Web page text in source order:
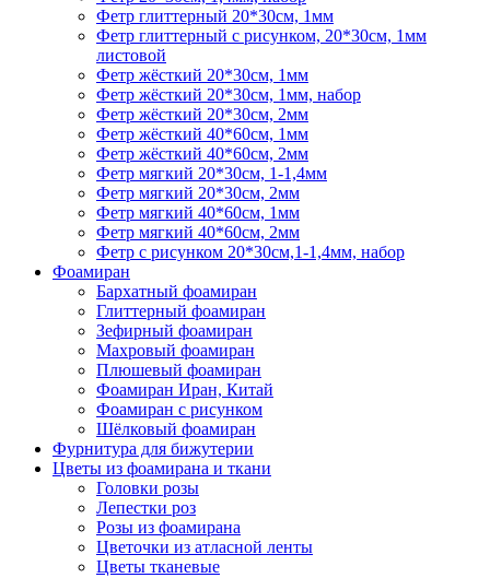
Фетр глиттерный 20*30см, 1мм
Фетр глиттерный с рисунком, 20*30см, 1мм
листовой
Фетр жёсткий 20*30см, 1мм
Фетр жёсткий 20*30см, 1мм, набор
Фетр жёсткий 20*30см, 2мм
Фетр жёсткий 40*60см, 1мм
Фетр жёсткий 40*60см, 2мм
Фетр мягкий 20*30см, 1-1,4мм
Фетр мягкий 20*30см, 2мм
Фетр мягкий 40*60см, 1мм
Фетр мягкий 40*60см, 2мм
Фетр с рисунком 20*30см,1-1,4мм, набор
Фоамиран
Бархатный фоамиран
Глиттерный фоамиран
Зефирный фоамиран
Махровый фоамиран
Плюшевый фоамиран
Фоамиран Иран, Китай
Фоамиран с рисунком
Шёлковый фоамиран
Фурнитура для бижутерии
Цветы из фоамирана и ткани
Головки розы
Лепестки роз
Розы из фоамирана
Цветочки из атласной ленты
Цветы тканевые